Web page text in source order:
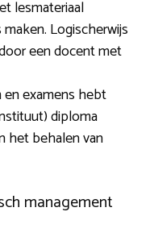
lesmateriaal
Logischerwijs
een docent met
examens hebt
diploma
het behalen van
management